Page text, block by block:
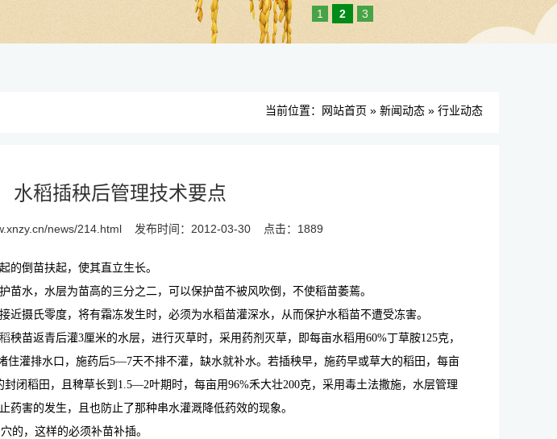
1 2 3
当前位置： 网站首页 » 新闻动态 » 行业动态
水稻插秧后管理技术要点
news/214.html 发布时间：2012-03-30 点击：1889
的倒苗扶起，使其直立生长。
苗水，水层为苗高的三分之二，可以保护苗不被风吹倒，不使稻苗萎蔫。
近摄氏零度，将有霜冻发生时，必须为水稻苗灌深水，从而保护水稻苗不遭受冻害。
秧苗返青后灌3厘米的水层，进行灭草时，采用药剂灭草，即每亩水稻用60%丁草胺125克，
住灌排水口，施药后5―7天不排不灌，缺水就补水。若插秧早，施药早或草大的稻田，每亩
闭稻田，且稗草长到 1.5―2叶期时，每亩用96%禾大壮200克，采用毒土法撒施，水层管理
药害的发生，且也防止了那种串水灌溉降低药效的现象。
的，这样的必须补苗补插。